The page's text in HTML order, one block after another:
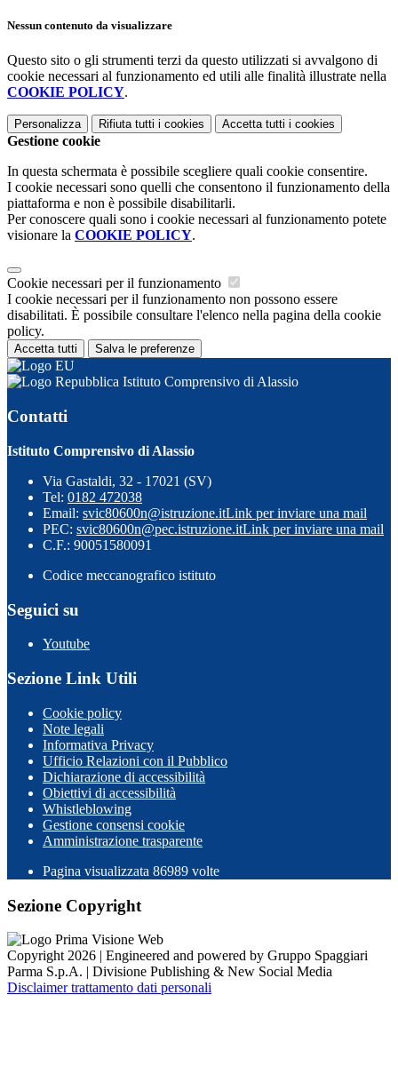
Nessun contenuto da visualizzare
Questo sito o gli strumenti terzi da questo utilizzati si avvalgono di
cookie necessari al funzionamento ed utili alle finalità illustrate nella
COOKIE POLICY.
Personalizza Rifiuta tutti i cookies Accetta tutti i cookies
Gestione cookie
In questa schermata è possibile scegliere quali cookie consentire.
I cookie necessari sono quelli che consentono il funzionamento della
piattaforma e non è possibile disabilitarli.
Per conoscere quali sono i cookie necessari al funzionamento potete
visionare la COOKIE POLICY.
Cookie necessari per il funzionamento
I cookie necessari per il funzionamento non possono essere
disabilitati. È possibile consultare l'elenco nella pagina della cookie
policy.
Accetta tutti Salva le preferenze
Istituto Comprensivo di Alassio
Contatti
Istituto Comprensivo di Alassio
Via Gastaldi, 32 - 17021 (SV)
Tel: 0182 472038
Email: svic80600n@istruzione.itLink per inviare una mail
PEC: svic80600n@pec.istruzione.itLink per inviare una mail
C.F.: 90051580091
Codice meccanografico istituto
Seguici su
Youtube
Sezione Link Utili
Cookie policy
Note legali
Informativa Privacy
Ufficio Relazioni con il Pubblico
Dichiarazione di accessibilità
Obiettivi di accessibilità
Whistleblowing
Gestione consensi cookie
Amministrazione trasparente
Pagina visualizzata 86989 volte
Sezione Copyright
Copyright 2026 | Engineered and powered by Gruppo Spaggiari
Parma S.p.A. | Divisione Publishing & New Social Media
Disclaimer trattamento dati personali